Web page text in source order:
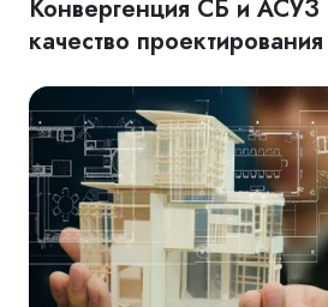
Конвергенция СБ и АСУЗ
качество